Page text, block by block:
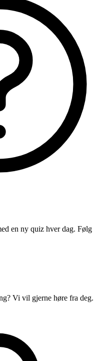
en ny quiz hver dag. Følg
Vi vil gjerne høre fra deg.